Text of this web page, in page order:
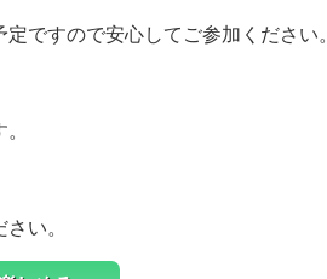
ですので安心してご参加ください。
い。